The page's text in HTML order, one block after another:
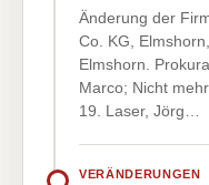
Änderung der
Co. KG,
Elmshorn.
Marco; Nicht
19. Laser, Jörg…
VERÄNDERUNGEN